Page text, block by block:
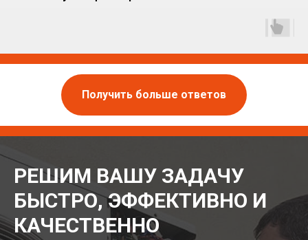
Получить больше ответов
РЕШИМ ВАШУ ЗАДАЧУ
БЫСТРО, ЭФФЕКТИВНО И
КАЧЕСТВЕННО